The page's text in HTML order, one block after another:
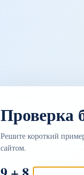
Проверка
Решите короткий
сайтом.